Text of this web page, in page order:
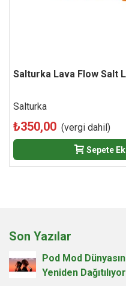
Beğen
Salturka Lava Flow Salt
Salturka
₺350,00 (vergi dahil)
Sepete
Son Yazılar
Pod Mod
Yeniden